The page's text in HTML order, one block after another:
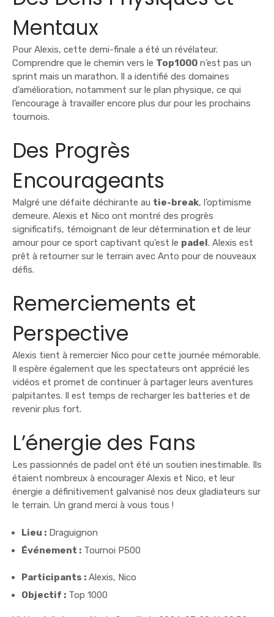
Mentaux
Pour Alexis, cette demi-finale a été un révélateur.
Comprendre que le chemin vers le Top1000 n’est pas un
sprint mais un marathon. Il a identifié des domaines
d’amélioration, notamment sur le plan physique, ce qui
l’encourage à travailler encore plus dur pour les prochains
tournois.
Des Progrès
Encourageants
Malgré une défaite déchirante au tie-break, l’optimisme
demeure. Alexis et Nico ont montré des progrès
significatifs, témoignant de leur détermination et de leur
amour pour ce sport captivant qu’est le padel . Alexis est
prêt à retourner sur le terrain avec Anto pour de nouveaux
défis.
Remerciements et
Perspective
Alexis tient à remercier Nico pour cette journée mémorable.
Il espère également que les spectateurs ont apprécié les
vidéos et promet de continuer à partager leurs aventures
palpitantes. Il est temps de recharger les batteries et de
revenir plus fort.
L’énergie des Fans
Les passionnés de padel ont été un soutien inestimable. Ils
étaient nombreux à encourager Alexis et Nico, et leur
énergie a définitivement galvanisé nos deux gladiateurs sur
le terrain. Un grand merci à vous tous !
Lieu : Draguignon
Événement : Tournoi P500
Participants : Alexis, Nico
Objectif : Top 1000